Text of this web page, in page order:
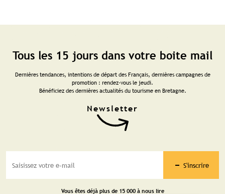
Tous les 15 jours dans votre boite mail
Dernières tendances, intentions de départ des Français, dernières campagnes de
promotion : rendez-vous le jeudi.
Bénéficiez des dernières actualités du tourisme en Bretagne.
S'inscrire
Vous êtes déjà plus de 15 000 à nous lire